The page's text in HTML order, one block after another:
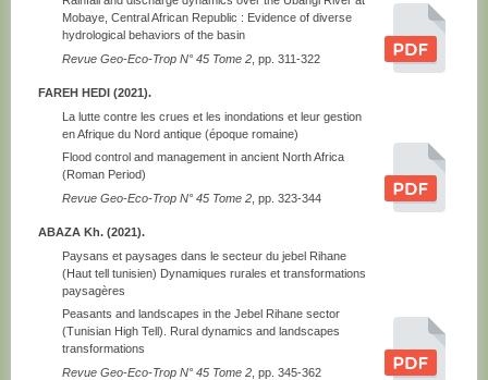
Mobaye, Central African Republic : Evidence of diverse
hydrological behaviors of the basin
Revue Geo-Eco-Trop N° 45 Tome 2 , pp. 311-322
FAREH HEDI (2021).
La lutte contre les crues et les inondations et leur gestion
en Afrique du Nord antique (époque romaine)
Flood control and management in ancient North Africa
(Roman Period)
Revue Geo-Eco-Trop N° 45 Tome 2 , pp. 323-344
ABAZA Kh. (2021).
Paysans et paysages dans le secteur du jebel Rihane
(Haut tell tunisien) Dynamiques rurales et transformations
paysagères
Peasants and landscapes in the Jebel Rihane sector
(Tunisian High Tell). Rural dynamics and landscapes
transformations
Revue Geo-Eco-Trop N° 45 Tome 2 , pp. 345-362